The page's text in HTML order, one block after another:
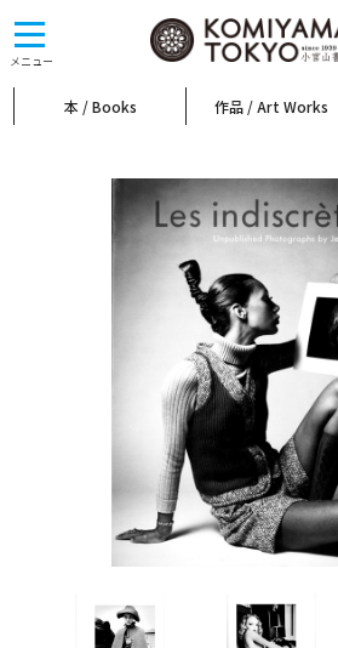
メニュー
toggle
navigation
本 / Books 作品 / Art Works